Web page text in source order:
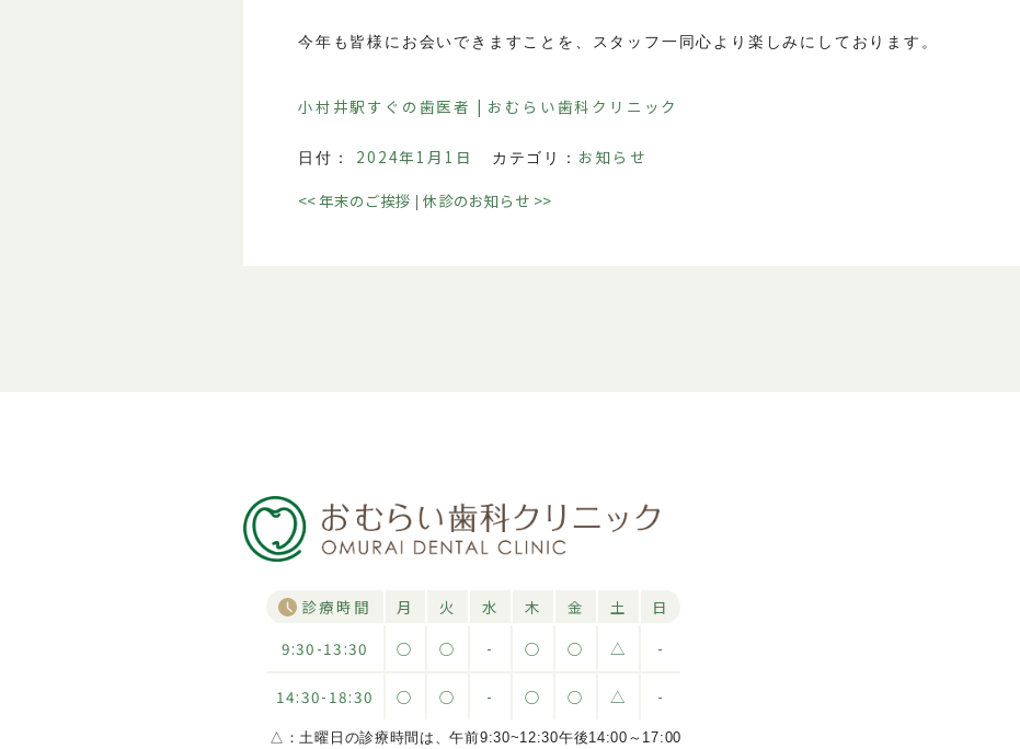
今年も皆様にお会いできますことを、スタッフ一同心より楽しみにしております。
小村井駅すぐの歯医者 | おむらい歯科クリニック
日付： 2024年1月1日 カテゴリ： お知らせ
<<年末のご挨拶 | 休診のお知らせ >>
診療時間 月 火 水 木 金 土
日
9:30-13:30
○ ○ - ○ ○ △ -
14:30-18:30 ○ ○ - ○ ○ △ -
△：土曜日の診療時間は、午前9:30~12:30午後14:00～17:00